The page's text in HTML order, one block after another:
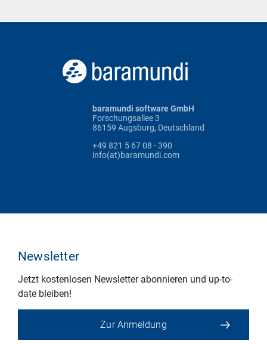
baramundi software GmbH
Forschungsallee 3
86159 Augsburg, Deutschland
+49 821 5 67 08 - 390
info(at)baramundi.com
Newsletter
Jetzt kostenlosen Newsletter abonnieren und up-to-
date bleiben!
Zur Anmeldung